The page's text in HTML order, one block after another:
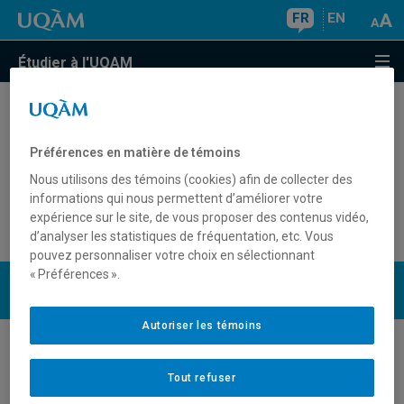
FR EN
Étudier à l'UQAM
l'UQAM?
Quel est le code d'établissement de l'UQAM?
UQAM
Préférences en matière de témoins
Nous utilisons des témoins (cookies) afin de collecter des
informations qui nous permettent d’améliorer votre
expérience sur le site, de vous proposer des contenus vidéo,
d’analyser les statistiques de fréquentation, etc. Vous
pouvez personnaliser votre choix en sélectionnant
« Préférences ».
Tout refuser
Autoriser les témoins